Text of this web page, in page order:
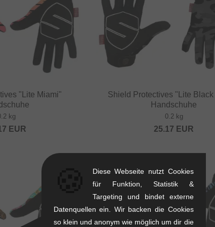
"Lite Miami"
kg
EUR
Shield Protectives "Lite Black
Handschuhe
0.2 kg
25.17 EUR
Diese Webseite nutzt Cookies
für Funktion, Statistik &
Targeting und bindet externe
Datenquellen ein. Wir backen die Cookies
so klein und anonym wie möglich um dir die